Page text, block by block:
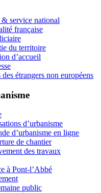
service national
française
du territoire
d’accueil
étrangers non européens
d’urbanisme
d’urbanisme en ligne
de chantier
des travaux
à Pont-l’Abbé
public